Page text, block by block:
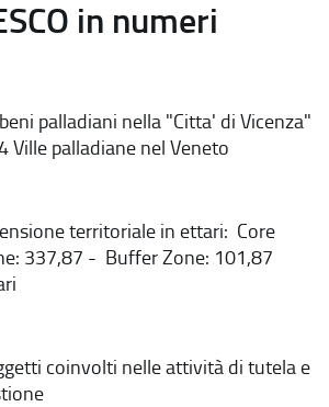
in numeri
palladiani nella "Citta' di Vicenza"
Ville palladiane nel Veneto
territoriale in ettari: Core
337,87 - Buffer Zone: 101,87
coinvolti nelle attività di tutela e